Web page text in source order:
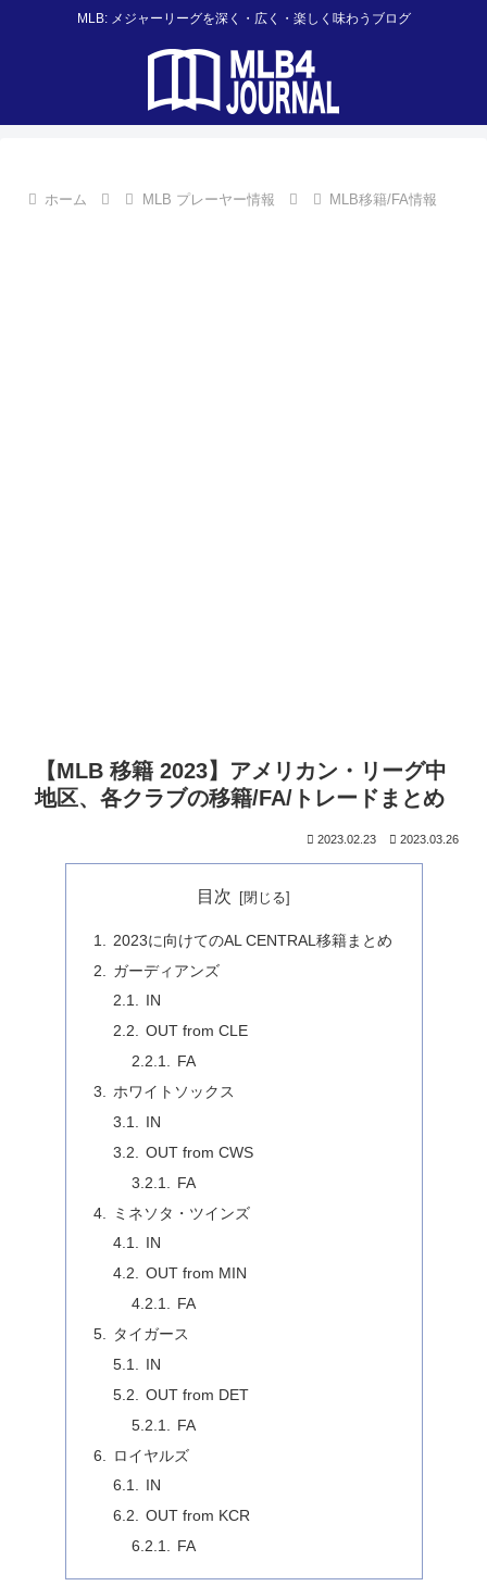
MLB: メジャーリーグを深く・広く・楽しく味わうブログ
ホーム MLB プレーヤー情報 MLB移籍/FA情報
【MLB 移籍 2023】アメリカン・リーグ中
地区、各クラブの移籍/FA/トレードまとめ
2023.02.23 2023.03.26
目次
2023に向けてのAL CENTRAL移籍まとめ
ガーディアンズ
IN
OUT from CLE
FA
ホワイトソックス
IN
OUT from CWS
FA
ミネソタ・ツインズ
IN
OUT from MIN
FA
タイガース
IN
OUT from DET
FA
ロイヤルズ
IN
OUT from KCR
FA